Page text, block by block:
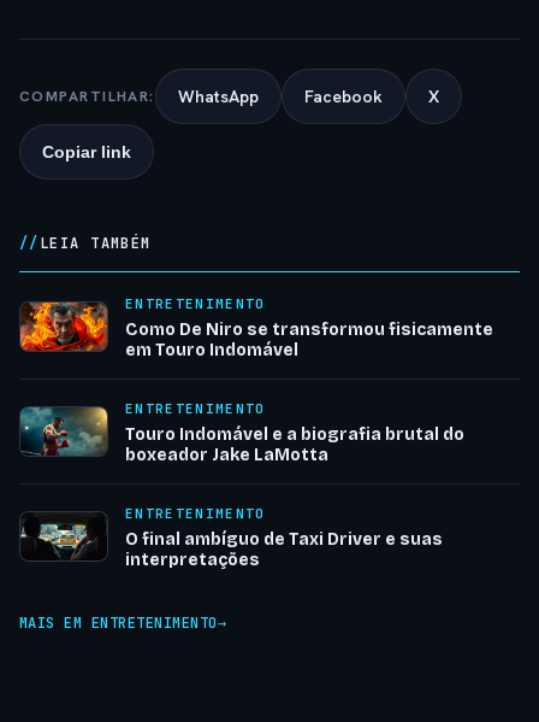
COMPARTILHAR: WhatsApp Facebook X
Copiar link
LEIA TAMBÉM
ENTRETENIMENTO
Como De Niro se transformou fisicamente
em Touro Indomável
ENTRETENIMENTO
Touro Indomável e a biografia brutal do
boxeador Jake LaMotta
ENTRETENIMENTO
O final ambíguo de Taxi Driver e suas
interpretações
MAIS EM ENTRETENIMENTO